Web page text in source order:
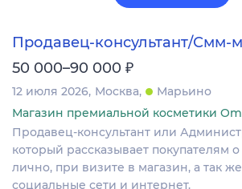
Продавец-консультант/Смм-
50 000–90 000 ₽
12 июля 2026 Москва
Марьино
Магазин премиальной косметики
Продавец-консультант или
который рассказывает покупателям
лично, при визите в магазин, а так
социальные сети и интернет.